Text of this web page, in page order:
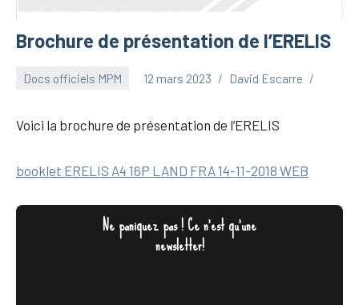
Brochure de présentation de l’ERELIS
Docs officiels MPM 12 mars 2023 David Escarre
Voici la brochure de présentation de l’ERELIS
booklet ERELIS A4 16P LAND FRA 14-11-2018 WEB
Ne paniquez pas ! Ce n'est qu'une
newsletter!